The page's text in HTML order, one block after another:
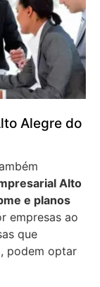
Alegre do
Alto
e planos
empresas ao
que
podem optar